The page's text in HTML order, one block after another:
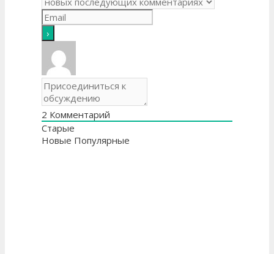
2 Комментарий
Старые
Новые Популярные